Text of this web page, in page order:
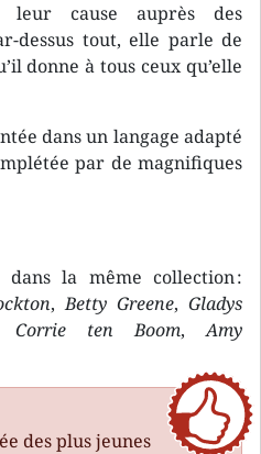
leur cause auprès des
dessus tout, elle parle de
donne à tous ceux qu’elle
dans un langage adapté
par de magnifiques
la même collection :
,Betty Greene,Gladys
Corrie ten Boom,Amy
des plus jeunes